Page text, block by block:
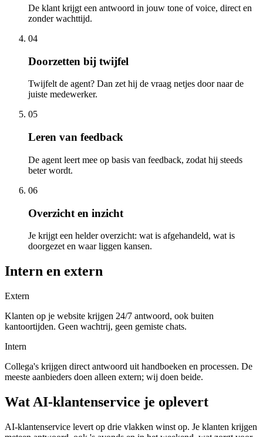
De klant krijgt een antwoord in jouw tone of voice, direct en
zonder wachttijd.
04
Doorzetten bij twijfel
Twijfelt de agent? Dan zet hij de vraag netjes door naar de
juiste medewerker.
05
Leren van feedback
De agent leert mee op basis van feedback, zodat hij steeds
beter wordt.
06
Overzicht en inzicht
Je krijgt een helder overzicht: wat is afgehandeld, wat is
doorgezet en waar liggen kansen.
Intern en extern
Extern
Klanten op je website krijgen 24/7 antwoord, ook buiten
kantoortijden. Geen wachtrij, geen gemiste chats.
Intern
Collega's krijgen direct antwoord uit handboeken en processen. De
meeste aanbieders doen alleen extern; wij doen beide.
Wat AI-klantenservice je oplevert
AI-klantenservice levert op drie vlakken winst op. Je klanten krijgen